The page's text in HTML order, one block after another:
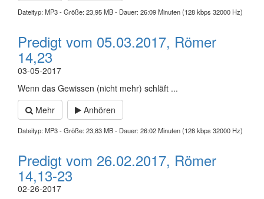
Dateityp: MP3 - Größe: 23,95 MB - Dauer: 26:09 Minuten (128 kbps 32000 Hz)
Predigt vom 05.03.2017, Römer
14,23
03-05-2017
Wenn das Gewissen (nicht mehr) schläft ...
Mehr
Anhören
Dateityp: MP3 - Größe: 23,83 MB - Dauer: 26:02 Minuten (128 kbps 32000 Hz)
Predigt vom 26.02.2017, Römer
14,13-23
02-26-2017